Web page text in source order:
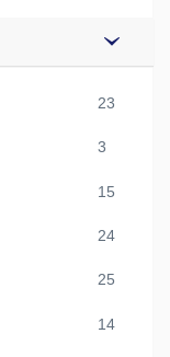
23
3
15
24
25
14